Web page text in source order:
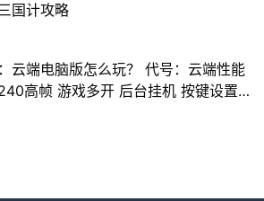
国计攻略
云端电脑版怎么玩？ 代号：云端性能
高帧 游戏多开 后台挂机 按键设置